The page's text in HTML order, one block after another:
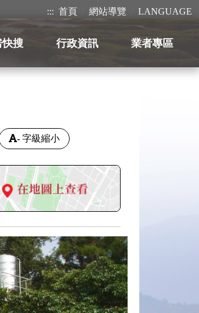
::: 首頁 網站導覽 LANGUAGE
搜 行政資訊 業者專區
- 字級縮小